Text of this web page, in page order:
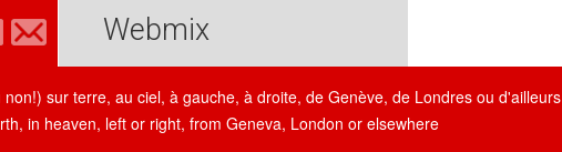
Webmix
sur terre, au ciel, à gauche, à droite, de Genève, de Londres ou d'ailleurs
in heaven, left or right, from Geneva, London or elsewhere